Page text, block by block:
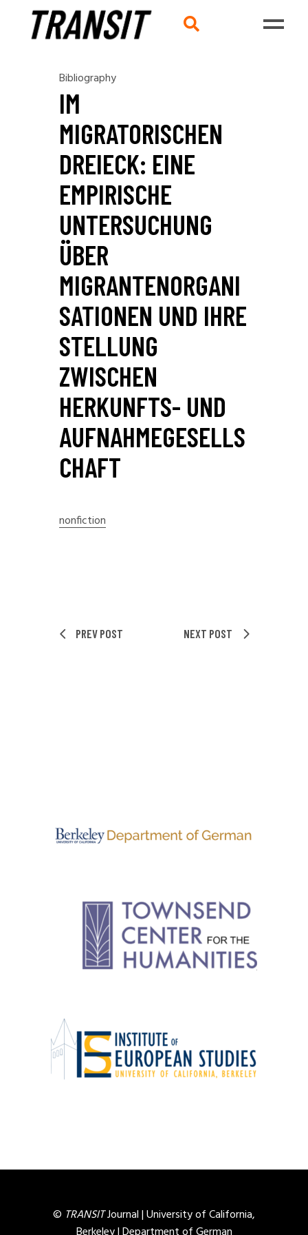
Bibliography
IM
MIGRATORISCHEN
DREIECK: EINE
EMPIRISCHE
UNTERSUCHUNG
ÜBER
MIGRANTENORGANI
SATIONEN UND IHRE
STELLUNG
ZWISCHEN
HERKUNFTS- UND
AUFNAHMEGESELLS
CHAFT
nonfiction
PREV POST NEXT POST
© TRANSITJournal |University of California,